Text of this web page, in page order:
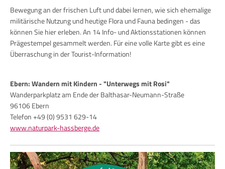
Bewegung an der frischen Luft und dabei lernen, wie sich ehemalige
militärische Nutzung und heutige Flora und Fauna bedingen - das
können Sie hier erleben. An 14 Info- und Aktionsstationen können
Prägestempel gesammelt werden. Für eine volle Karte gibt es eine
Überraschung in der Tourist-Information!
Ebern: Wandern mit Kindern - "Unterwegs mit Rosi"
Wanderparkplatz am Ende der Balthasar-Neumann-Straße
96106 Ebern
Telefon +49 (0) 9531 629-14
www.naturpark-hassberge.de